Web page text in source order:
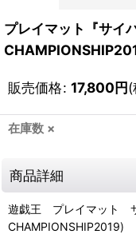
プレイマット『サイ
販売価格: 17,800円(
在庫数 ×
商品詳細
遊戯王 プレイマット
CHAMPIONSHIP2019)